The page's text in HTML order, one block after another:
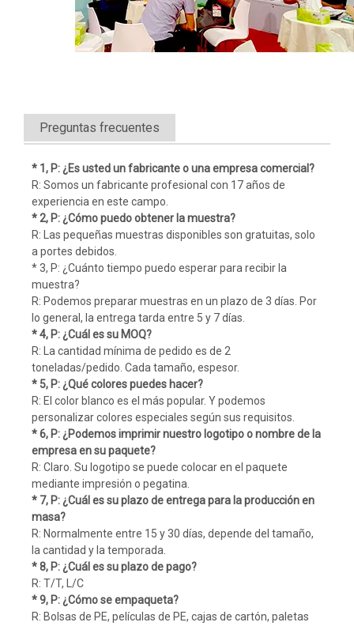
Preguntas frecuentes
* 1, P: ¿Es usted un fabricante o una empresa comercial?
R: Somos un fabricante profesional con 17 años de
experiencia en este campo.
* 2, P: ¿Cómo puedo obtener la muestra?
R: Las pequeñas muestras disponibles son gratuitas, solo
a portes debidos.
* 3, P: ¿Cuánto tiempo puedo esperar para recibir la
muestra?
R: Podemos preparar muestras en un plazo de 3 días. Por
lo general, la entrega tarda entre 5 y 7 días.
* 4, P: ¿Cuál es su MOQ?
R: La cantidad mínima de pedido es de 2
toneladas/pedido. Cada tamaño, espesor.
* 5, P: ¿Qué colores puedes hacer?
R: El color blanco es el más popular. Y podemos
personalizar colores especiales según sus requisitos.
* 6, P: ¿Podemos imprimir nuestro logotipo o nombre de la
empresa en su paquete?
R: Claro. Su logotipo se puede colocar en el paquete
mediante impresión o pegatina.
* 7, P: ¿Cuál es su plazo de entrega para la producción en
masa?
R: Normalmente entre 15 y 30 días, depende del tamaño,
la cantidad y la temporada.
* 8, P: ¿Cuál es su plazo de pago?
R: T/T, L/C
* 9, P: ¿Cómo se empaqueta?
R: Bolsas de PE, películas de PE, cajas de cartón, paletas